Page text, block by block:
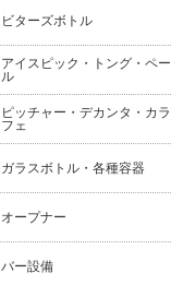
ビターズボトル
アイスピック・トング・ペー
ル
ピッチャー・デカンタ・カラ
フェ
ガラスボトル・各種容器
オープナー
バー設備